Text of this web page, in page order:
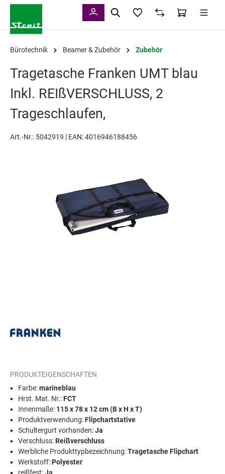
Bürotechnik Beamer & Zubehör Zubehör
Tragetasche Franken UMT blau
Inkl. REIßVERSCHLUSS, 2
Trageschlaufen,
Art.-Nr.: 5042919 | EAN: 4016946188456
PRODUKTEIGENSCHAFTEN
Farbe:marineblau
Hrst. Mat. Nr.:FCT
Innenmaße: 115 x 78 x 12 cm (B x H x T)
Produktverwendung:Flipchartstative
Schultergurt vorhanden:Ja
Verschluss:Reißverschluss
Werbliche Produkttypbezeichnung:Tragetasche Flipchart
Werkstoff:Polyester